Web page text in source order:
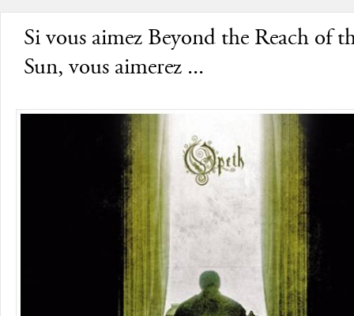
Si vous aimez Beyond the Reach of
Sun, vous aimerez ...